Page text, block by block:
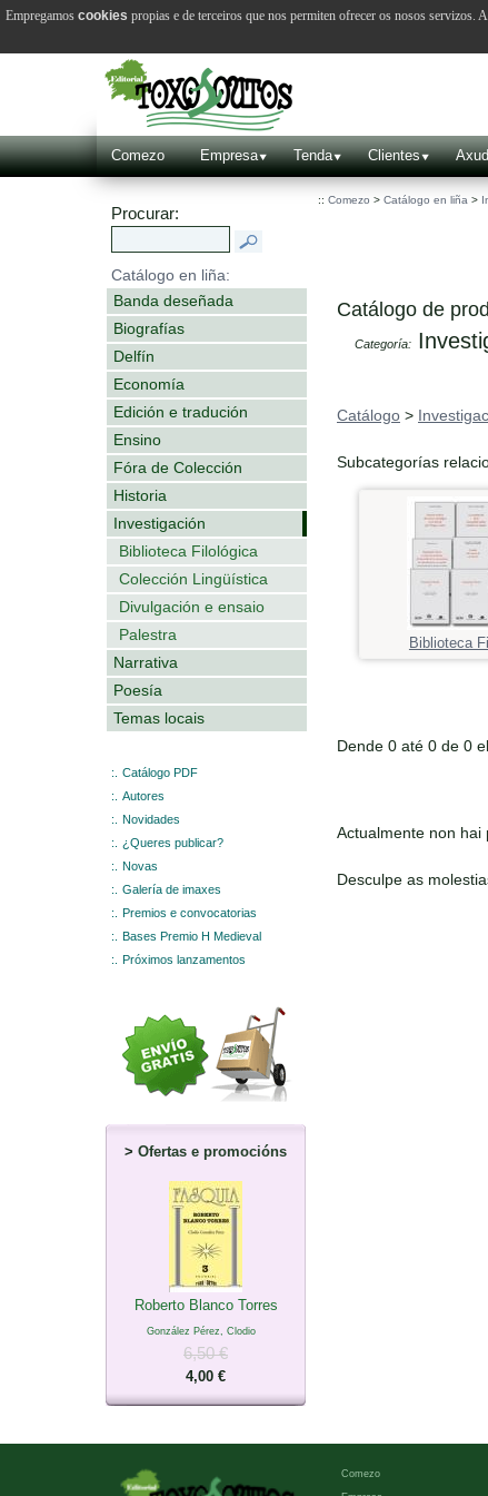
Comezo Empresa Tenda Clientes
Procurar:
Catálogo en liña:
Banda deseñada
Biografías
Delfín
Economía
Edición e tradución
Ensino
Fóra de Colección
Historia
Investigación
Biblioteca Filológica
Colección Lingüística
Divulgación e ensaio
Palestra
Narrativa
Poesía
Temas locais
:.
Catálogo PDF
:.
Autores
:.
Novidades
:.
¿Queres publicar?
:.
Novas
:.
Galería de imaxes
:.
Premios e convocatorias
:.
Bases Premio H Medieval
:.
Próximos lanzamentos
> Ofertas e promocións
Roberto Blanco Torres
González Pérez, Clodio
6,50 €
4,00 €
:: Comezo > Catálogo en liña >
Catálogo de
Categoría:
Catálogo >
Subcategorías
Biblioteca
Dende 0 até 0 de 0
Actualmente non hai
Desculpe as
Comezo
Empregamos cookies propias e de terceiros que nos permiten ofrecer os nosos servizos.